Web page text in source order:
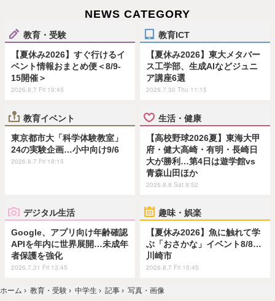
NEWS CATEGORY
教育・受験
【夏休み2026】すぐ行けるイ
ベント情報おまとめ便＜8/9-
15開催＞
2026.8.7 Fri 19:45
教育ICT
【夏休み2026】東大メタバー
ス工学部、生成AIなどジュニ
ア講座6選
2026.7.30 Thu 11:15
教育イベント
東京都市大「科学体験教室」
24の実験企画…小中向け9/6
2026.8.7 Fri 18:15
生活・健康
【高校野球2026夏】東海大甲
府・健大高崎・有明・長崎日
大が勝利…第4日は遊学館vs
青森山田ほか
2026.8.8 Sat 9:52
デジタル生活
Google、アプリ向け年齢確認
APIを年内に世界展開…未成年
者保護を強化
2026.7.31 Fri 13:45
趣味・娯楽
【夏休み2026】魚に触れて学
ぶ「おさかな」イベント8/8…
川崎市
2026.8.7 Fri 10:45
ホーム › 教育・受験 › 中学生 › 記事 › 写真・画像